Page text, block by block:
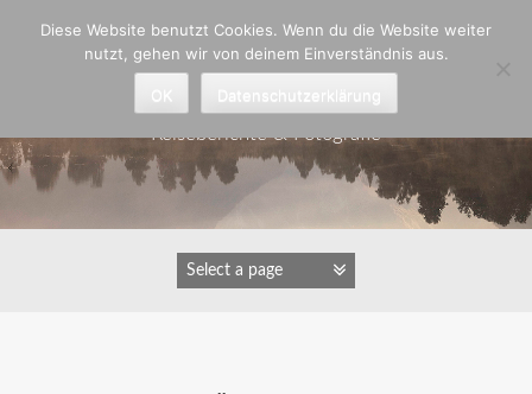
Astrid Padberg
Reiseberichte & Fotografie
Diese Website benutzt Cookies. Wenn du die Website weiter
nutzt, gehen wir von deinem Einverständnis aus.